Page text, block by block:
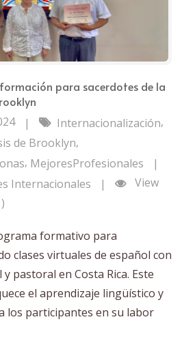
para sacerdotes de la
| Internacionalización,
de Brooklyn,
, MejoresProfesionales
|
Internacionales
|
View
formativo para
clases virtuales de español con
pastoral en Costa Rica. Este
el aprendizaje lingüístico y
los participantes en su labor